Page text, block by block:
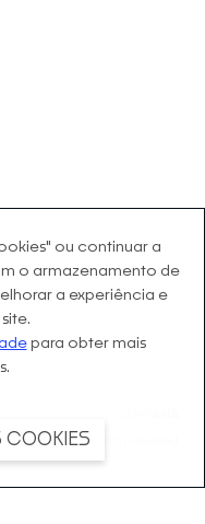
- 2024 © All rights reserved
ou continuar a
o armazenamento de
a experiência e
para obter mais
COOKIES